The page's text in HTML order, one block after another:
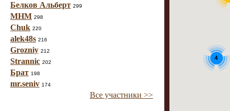
Белков Альберт 299
МНМ 298
Chuk 220
alek48s 216
Grozniy 212
Strannic 202
Брат 198
mr.seniv 174
Все участники >>
4